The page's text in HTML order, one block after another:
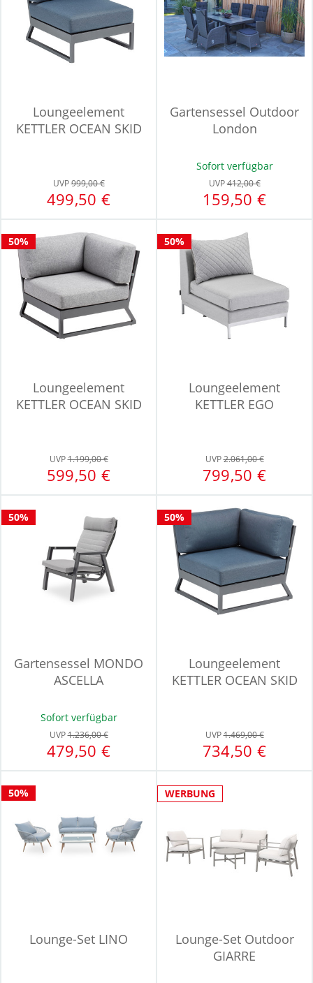
Loungeelement
KETTLER OCEAN SKID
UVP999,00 €
499,50 €
Gartensessel Outdoor
London
Sofort verfügbar
UVP412,00 €
159,50 €
50%
Loungeelement
KETTLER OCEAN SKID
UVP1.199,00 €
599,50 €
50%
Loungeelement
KETTLER EGO
UVP2.061,00 €
799,50 €
50%
Gartensessel MONDO
ASCELLA
Sofort verfügbar
UVP1.236,00 €
479,50 €
50%
Loungeelement
KETTLER OCEAN SKID
UVP1.469,00 €
734,50 €
50%
Lounge-Set LINO
WERBUNG
Lounge-Set Outdoor
GIARRE